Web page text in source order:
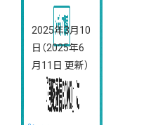
2025年3月10
日 （2025年6
月11日 更新）